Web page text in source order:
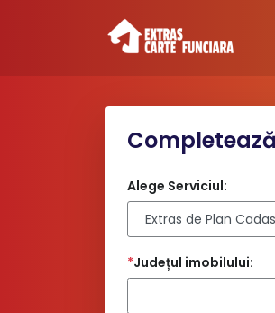
Alege Serviciul:
*Județul imobilului: